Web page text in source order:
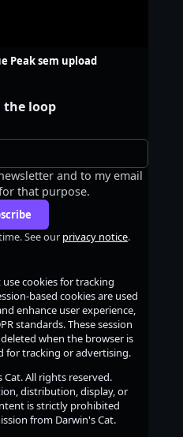
Peak sem upload
the loop
and to my email
that purpose.
See our privacy notice.
cookies for tracking
based cookies are used
enhance user experience,
standards. These session
when the browser is
for tracking or advertising.
Cat. All rights reserved.
distribution, display, or
is strictly prohibited
from Darwin's Cat.